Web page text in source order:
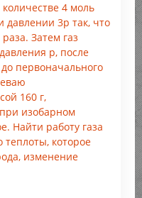
4 моль
давлении 3р так, что
Затем газ
р, после
первоначального
160 г,
изобарном
Найти работу газа
которое
изменение